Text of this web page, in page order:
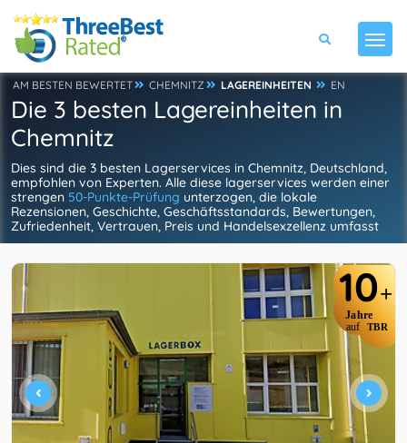
AM BESTEN BEWERTET CHEMNITZ LAGEREINHEITEN EN
Die 3 besten Lagereinheiten in
Chemnitz
Dies sind die 3 besten Lagerservices in Chemnitz, Deutschland,
empfohlen von Experten. Alle diese lagerservices werden einer
strengen 50-Punkte-Prüfung unterzogen, die lokale
Rezensionen, Geschichte, Geschäftsstandards, Bewertungen,
Zufriedenheit, Vertrauen, Preis und Handelsexzellenz umfasst
10+
Jahre
auf TBR